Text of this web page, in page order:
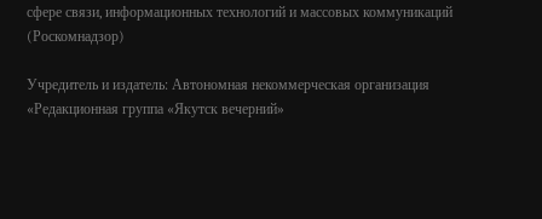
сфере связи, информационных технологий и массовых коммуникаций
(Роскомнадзор)
Учредитель и издатель: Автономная некоммерческая организация
«Редакционная группа «Якутск вечерний»